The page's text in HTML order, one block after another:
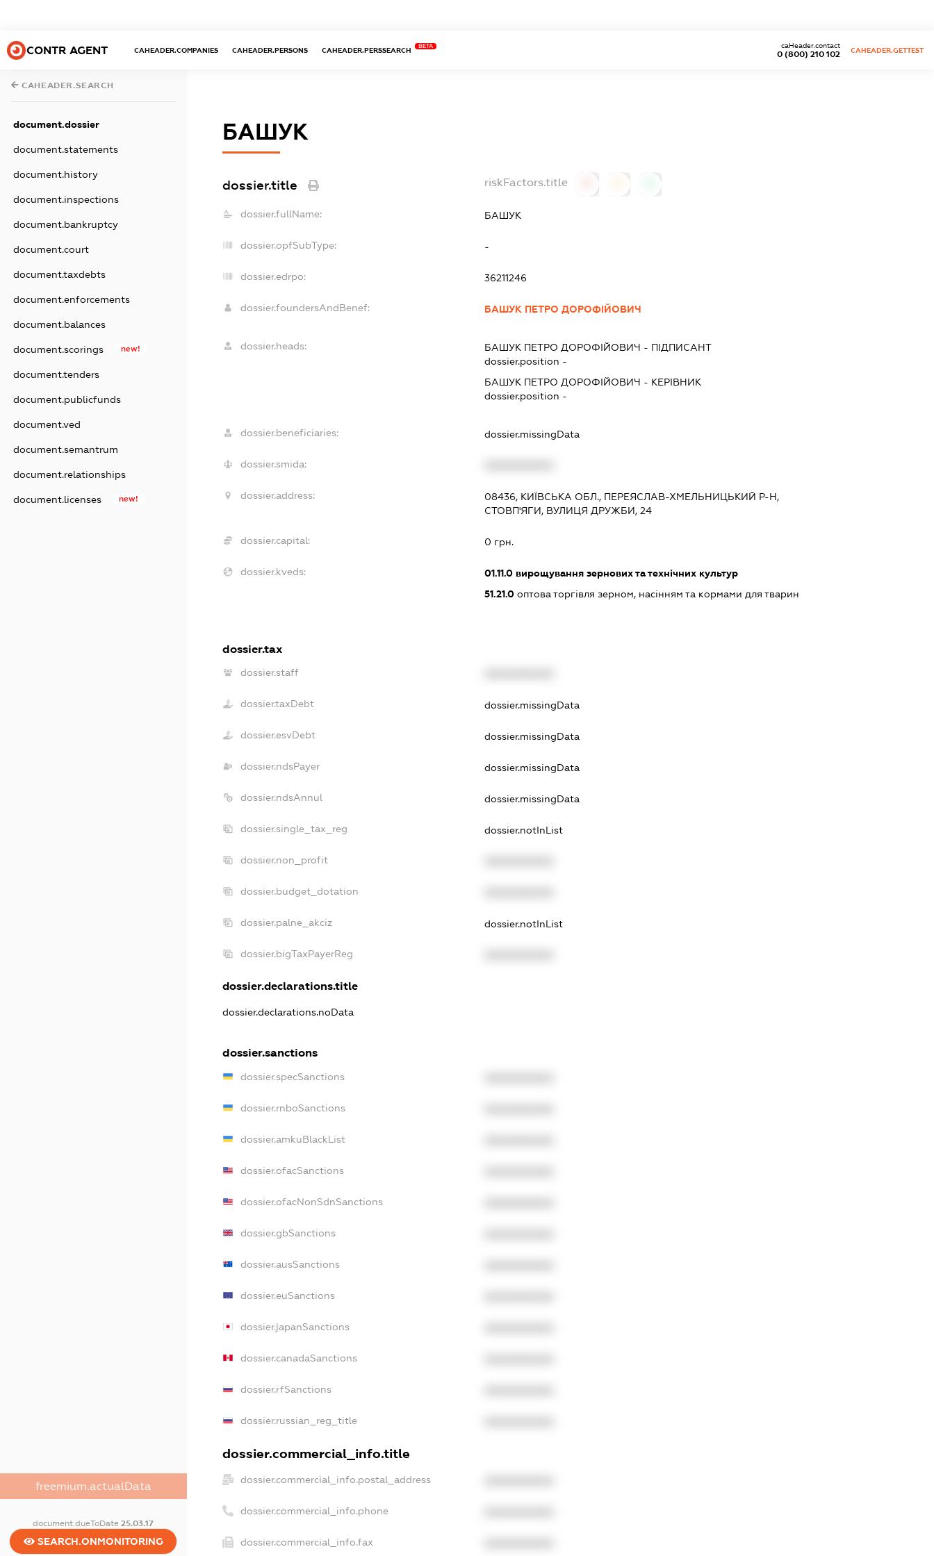
CONTR AGENT CAHEADER.COMPANIES CAHEADER.PERSONS CAHEADER.PERSSEARCH
BETA
0 (800) 210 102
caHeader.contact
CAHEADER.GETTEST
CAHEADER.SEARCH
document.dossier
document.statements
document.history
document.inspections
document.bankruptcy
document.court
document.taxdebts
document.enforcements
document.balances
document.scorings new!
document.tenders
document.publicfunds
document.ved
document.semantrum
document.relationships
document.licenses new!
freemium.actualData
document.dueToDate25.03.17
SEARCH.ONMONITORING
БАШУК
dossier.title riskFactors.title
dossier.fullName: БАШУК
dossier.opfSubType: -
dossier.edrpo: 36211246
dossier.foundersAndBenef: БАШУК ПЕТРО ДОРОФІЙОВИЧ
dossier.heads: БАШУК ПЕТРО ДОРОФІЙОВИЧ - ПІДПИСАНТ
dossier.position -
БАШУК ПЕТРО ДОРОФІЙОВИЧ - КЕРІВНИК
dossier.position -
dossier.beneficiaries: dossier.missingData
dossier.smida:
dossier.address:
08436, КИЇВСЬКА ОБЛ., ПЕРЕЯСЛАВ-ХМЕЛЬНИЦЬКИЙ Р-Н,
СТОВП'ЯГИ, ВУЛИЦЯ ДРУЖБИ, 24
dossier.capital: 0 грн.
dossier.kveds: 01.11.0 вирощування зернових та технічних культур
51.21.0 оптова торгівля зерном, насінням та кормами для тварин
dossier.tax
dossier.staff
dossier.taxDebt dossier.missingData
dossier.esvDebt dossier.missingData
dossier.ndsPayer dossier.missingData
dossier.ndsAnnul dossier.missingData
dossier.single_tax_reg dossier.notInList
dossier.non_profit
dossier.budget_dotation
dossier.palne_akciz dossier.notInList
dossier.bigTaxPayerReg
dossier.declarations.title
dossier.declarations.noData
dossier.sanctions
dossier.specSanctions
dossier.rnboSanctions
dossier.amkuBlackList
dossier.ofacSanctions
dossier.ofacNonSdnSanctions
dossier.gbSanctions
dossier.ausSanctions
dossier.euSanctions
dossier.japanSanctions
dossier.canadaSanctions
dossier.rfSanctions
dossier.russian_reg_title
dossier.commercial_info.title
dossier.commercial_info.postal_address
dossier.commercial_info.phone
dossier.commercial_info.fax